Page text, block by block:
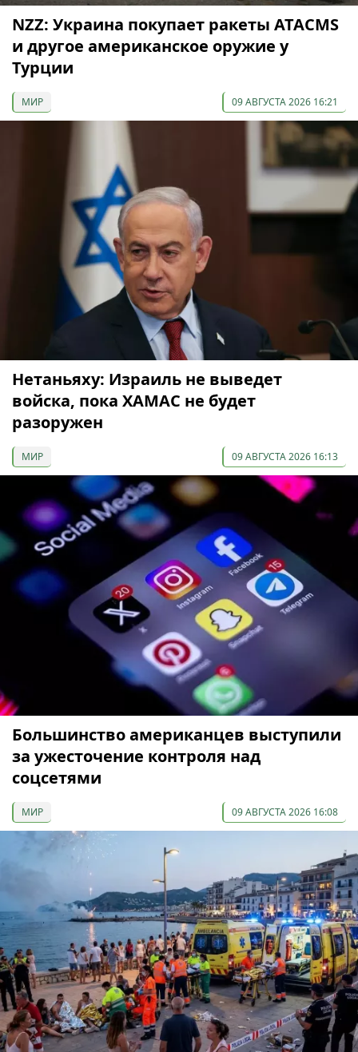
NZZ: Украина покупает ракеты ATACMS
и другое американское оружие у
Турции
МИР 09 АВГУСТА 2026 16:21
Нетаньяху: Израиль не выведет
войска, пока ХАМАС не будет
разоружен
МИР 09 АВГУСТА 2026 16:13
Большинство американцев выступили
за ужесточение контроля над
соцсетями
МИР 09 АВГУСТА 2026 16:08